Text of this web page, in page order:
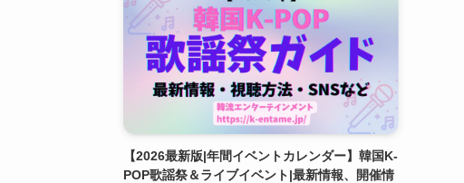
【2026最新版|年間イベントカレンダー】韓国K-
POP歌謡祭＆ライブイベント|最新情報、開催情